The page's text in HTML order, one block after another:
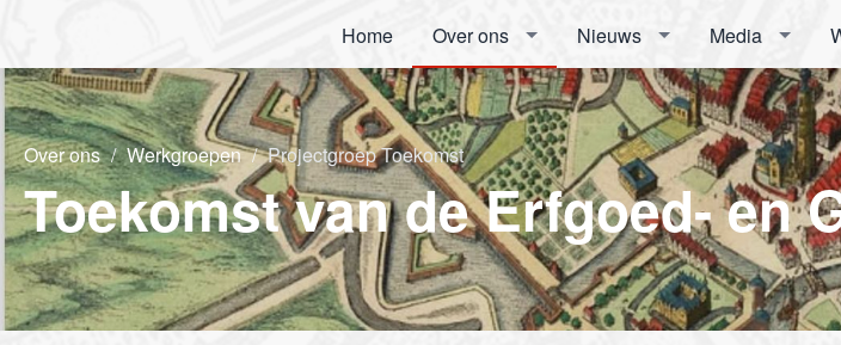
Home Over ons Nieuws Media
Over ons Werkgroepen Projectgroep Toekomst